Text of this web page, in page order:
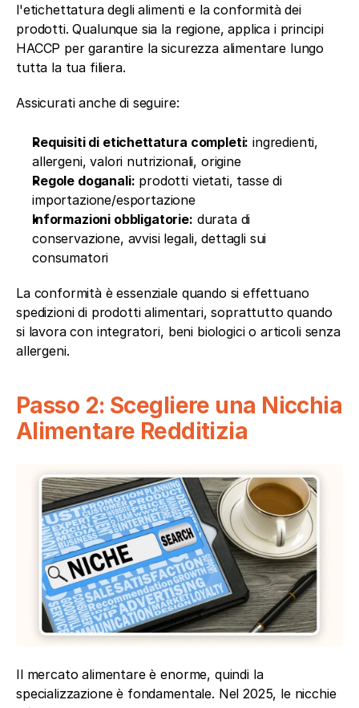
l'etichettatura degli alimenti e la conformità dei
prodotti. Qualunque sia la regione, applica i principi
HACCP per garantire la sicurezza alimentare lungo
tutta la tua filiera.
Assicurati anche di seguire:
Requisiti di etichettatura completi: ingredienti,
allergeni, valori nutrizionali, origine
Regole doganali: prodotti vietati, tasse di
importazione/esportazione
Informazioni obbligatorie: durata di
conservazione, avvisi legali, dettagli sui
consumatori
La conformità è essenziale quando si effettuano
spedizioni di prodotti alimentari, soprattutto quando
si lavora con integratori, beni biologici o articoli senza
allergeni.
Passo 2: Scegliere una Nicchia
Alimentare Redditizia
Il mercato alimentare è enorme, quindi la
specializzazione è fondamentale. Nel 2025, le nicchie